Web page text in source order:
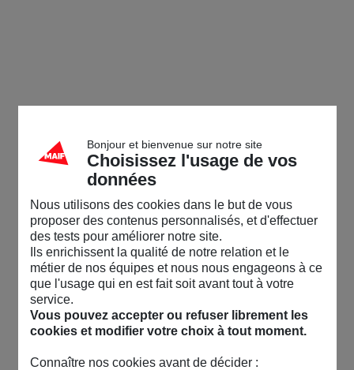
Bonjour et bienvenue sur notre site
Choisissez l'usage de vos
données
Nous utilisons des cookies dans le but de vous
proposer des contenus personnalisés, et d'effectuer
des tests pour améliorer notre site.
Ils enrichissent la qualité de notre relation et le
métier de nos équipes et nous nous engageons à ce
que l'usage qui en est fait soit avant tout à votre
service.
Vous pouvez accepter ou refuser librement les
cookies et modifier votre choix à tout moment.
Connaître nos cookies avant de décider :